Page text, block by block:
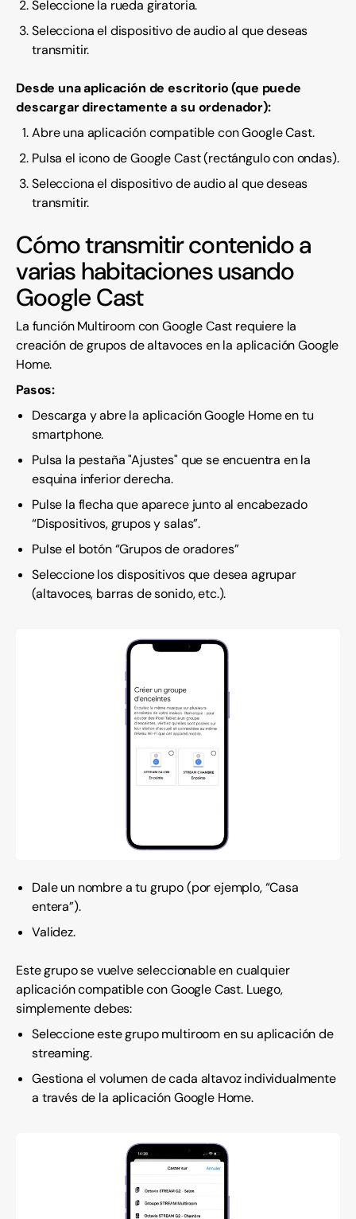
Seleccione la rueda giratoria.
Selecciona el dispositivo de audio al que deseas
transmitir.
Desde una aplicación de escritorio (que puede
descargar directamente a su ordenador):
Abre una aplicación compatible con Google Cast.
Pulsa el icono de Google Cast (rectángulo con ondas).
Selecciona el dispositivo de audio al que deseas
transmitir.
Cómo transmitir contenido a
varias habitaciones usando
Google Cast
La función Multiroom con Google Cast requiere la
creación de grupos de altavoces en la aplicación Google
Home.
Pasos:
Descarga y abre la aplicación Google Home en tu
smartphone.
Pulsa la pestaña "Ajustes" que se encuentra en la
esquina inferior derecha.
Pulse la flecha que aparece junto al encabezado
“Dispositivos, grupos y salas”.
Pulse el botón “Grupos de oradores”
Seleccione los dispositivos que desea agrupar
(altavoces, barras de sonido, etc.).
Dale un nombre a tu grupo (por ejemplo, “Casa
entera”).
Validez.
Este grupo se vuelve seleccionable en cualquier
aplicación compatible con Google Cast. Luego,
simplemente debes:
Seleccione este grupo multiroom en su aplicación de
streaming.
Gestiona el volumen de cada altavoz individualmente
a través de la aplicación Google Home.